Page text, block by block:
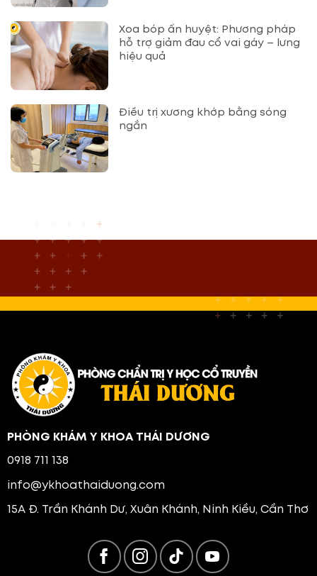
Xoa bóp ấn huyệt: Phương pháp
hỗ trợ giảm đau cổ vai gáy – lưng
hiệu quả
Điều trị xương khớp bằng sóng
ngắn
PHÒNG KHÁM Y KHOA THÁI DƯƠNG
0918 711 138
info@ykhoathaiduong.com
15A Đ. Trần Khánh Dư, Xuân Khánh, Ninh Kiều, Cần Thơ